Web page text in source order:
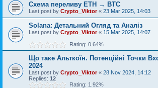
Схема переливу ETH → BTC
Last post by Crypto_Viktor« 23 Mar 2025, 14:03
Solana: Детальний Огляд та Аналіз
Last post by Crypto_Viktor« 15 Mar 2025, 14:07
Rating: 0.64%
Що таке Альткоїн. Потенційні Точки
2024
Last post by Crypto_Viktor« 28 Nov 2024, 14:12
Replies: 12
Rating: 1.92%